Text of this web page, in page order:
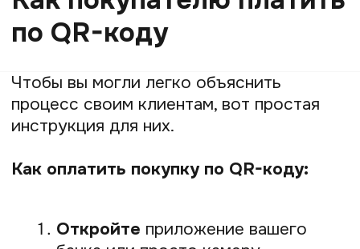
Оплата происходит через приложение
банка. Деньги списываются напрямую
с банковского счёта клиента, к которому
списания клиент делает внутри
приложения.
по QR-коду, но деньги
Такое случается крайне редко. Сначала
попросите клиента проверить статус